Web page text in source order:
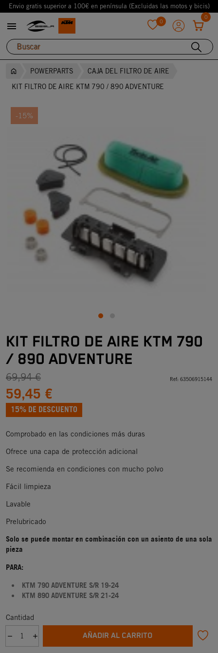
Envio gratis superior a 100€ en península (Excluidas las motos y bicis)
 0
0
POWERPARTS
CAJA DEL FILTRO DE AIRE
KIT FILTRO DE AIRE KTM 790 / 890 ADVENTURE
-15%
KIT FILTRO DE AIRE KTM 790
/ 890 ADVENTURE
69,94 €
59,45 €
15% DE DESCUENTO
Ref: 63506915144
Comprobado en las condiciones más duras
Ofrece una capa de protección adicional
Se recomienda en condiciones con mucho polvo
Fácil limpieza
Lavable
Prelubricado
Solo se puede montar en combinación con un asiento de una sola
pieza
PARA:
KTM 790 ADVENTURE S/R 19-24
KTM 890 ADVENTURE S/R 21-24
Cantidad
AÑADIR AL CARRITO